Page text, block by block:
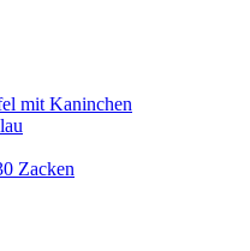
mit Kaninchen
Zacken